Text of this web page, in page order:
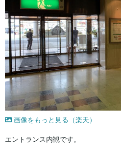
画像をもっと見る（楽天）
エントランス内観です。